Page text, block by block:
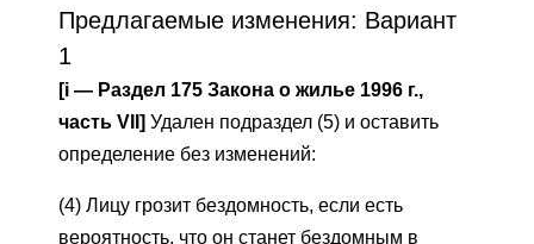
Предлагаемые изменения: Вариант
1
[i — Раздел 175 Закона о жилье 1996 г.,
часть VII] Удален подраздел (5) и оставить
определение без изменений:
(4) Лицу грозит бездомность, если есть
вероятность, что он станет бездомным в